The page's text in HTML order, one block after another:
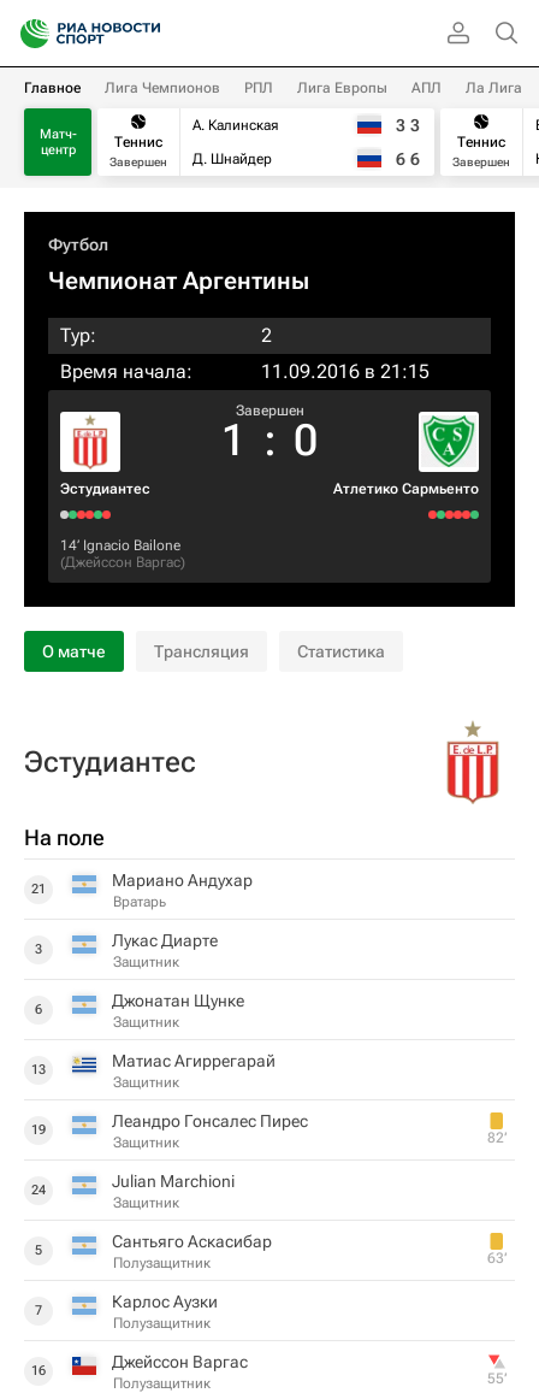
Главное Лига Чемпионов РПЛ Лига Европы АПЛ Ла Лига
Матч-
центр
Теннис
Завершен
А. Калинская
Д. Шнайдер
3 3
6 6
Теннис
Завершен
Футбол
Чемпионат Аргентины
Тур:
2
Время начала:
11.09.2016 в 21:15
Эстудиантес
Завершен
1 : 0
Атлетико Сармьенто
14‎’‎ Ignacio Bailone
(Джейссон Варгас)
О матче Трансляция Статистика
Эстудиантес
На поле
21 Мариано Андухар
Вратарь
3 Лукас Диарте
Защитник
6 Джонатан Щунке
Защитник
13 Матиас Агиррегарай
Защитник
19 Леандро Гонсалес Пирес
Защитник 82‎’‎
24 Julian Marchioni
Защитник
5 Сантьяго Аскасибар
Полузащитник 63‎’‎
7 Карлос Аузки
Полузащитник
16 Джейссон Варгас
Полузащитник 55‎’‎